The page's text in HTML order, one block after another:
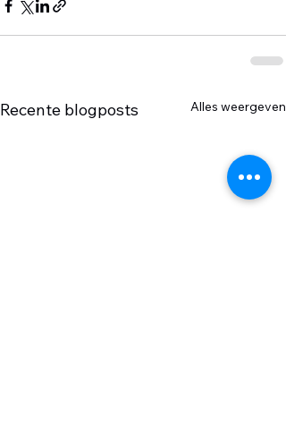
Recente blogposts Alles weergeven